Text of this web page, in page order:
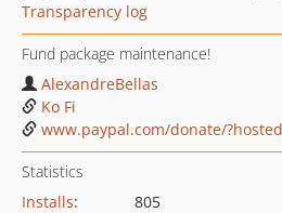
Transparency log
Fund package maintenance!
AlexandreBellas
Ko Fi
www.paypal.com/donate/
Statistics
Installs:
805